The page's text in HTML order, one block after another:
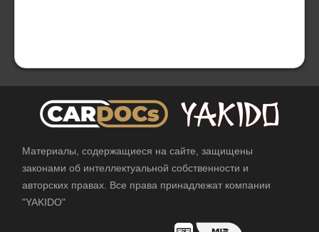
Материалы, содержащиеся на сайте, защищены
законами об интеллектуальной собственности и
авторских правах. Все права принадлежат компании
"YAKIDO"